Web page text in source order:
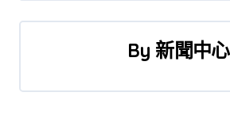
覽
By 新聞中心